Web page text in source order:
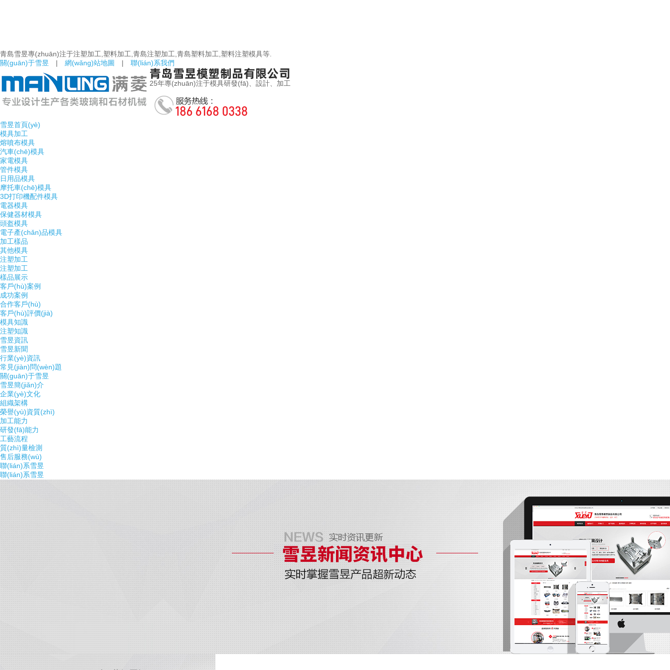
青島雪昱專(zhuān)注于注塑加工,塑料加工,青島注塑加工,青島塑料加工,塑料注塑模具等.
關(guān)于雪昱 | 網(wǎng)站地圖 | 聯(lián)系我們
25年專(zhuān)注于模具研發(fā)、設計、加工
雪昱首頁(yè)
模具加工
熔噴布模具
汽車(chē)模具
家電模具
管件模具
日用品模具
摩托車(chē)模具
3D打印機配件模具
電器模具
保健器材模具
頭盔模具
電子產(chǎn)品模具
加工樣品
其他模具
注塑加工
注塑加工
樣品展示
客戶(hù)案例
成功案例
合作客戶(hù)
客戶(hù)評價(jià)
模具知識
注塑知識
雪昱資訊
雪昱新聞
行業(yè)資訊
常見(jiàn)問(wèn)題
關(guān)于雪昱
雪昱簡(jiǎn)介
企業(yè)文化
組織架構
榮譽(yù)資質(zhì)
加工能力
研發(fā)能力
工藝流程
質(zhì)量檢測
售后服務(wù)
聯(lián)系雪昱
聯(lián)系雪昱